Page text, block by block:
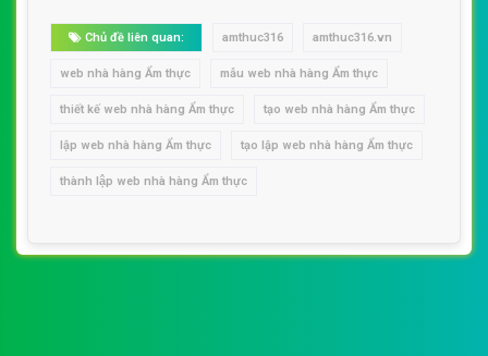
Chủ đề liên quan: amthuc316 amthuc316.vn
web nhà hàng Ẩm thực mẫu web nhà hàng Ẩm thực
thiết kế web nhà hàng Ẩm thực tạo web nhà hàng Ẩm thực
lập web nhà hàng Ẩm thực tạo lập web nhà hàng Ẩm thực
thành lập web nhà hàng Ẩm thực